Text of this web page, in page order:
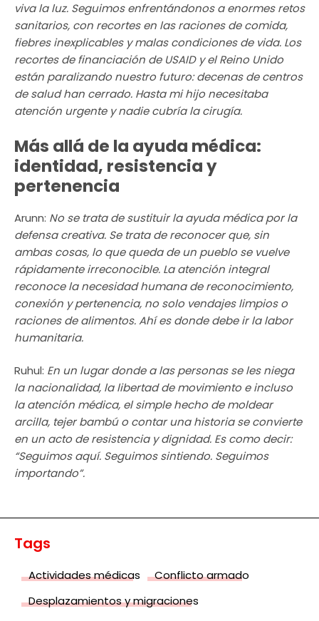
viva la luz. Seguimos enfrentándonos a enormes retos
sanitarios, con recortes en las raciones de comida,
fiebres inexplicables y malas condiciones de vida. Los
recortes de financiación de USAID y el Reino Unido
están paralizando nuestro futuro: decenas de centros
de salud han cerrado. Hasta mi hijo necesitaba
atención urgente y nadie cubría la cirugía.
Más allá de la ayuda médica:
identidad, resistencia y
pertenencia
Arunn: No se trata de sustituir la ayuda médica por la
defensa creativa. Se trata de reconocer que, sin
ambas cosas, lo que queda de un pueblo se vuelve
rápidamente irreconocible. La atención integral
reconoce la necesidad humana de reconocimiento,
conexión y pertenencia, no solo vendajes limpios o
raciones de alimentos. Ahí es donde debe ir la labor
humanitaria.
Ruhul: En un lugar donde a las personas se les niega
la nacionalidad, la libertad de movimiento e incluso
la atención médica, el simple hecho de moldear
arcilla, tejer bambú o contar una historia se convierte
en un acto de resistencia y dignidad. Es como decir:
“Seguimos aquí. Seguimos sintiendo. Seguimos
importando”.
Tags
Actividades médicas
Conflicto armado
Desplazamientos y migraciones